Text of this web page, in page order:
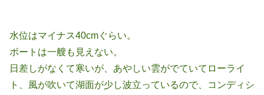
水位はマイナス40cmぐらい。
ボートは一艘も見えない。
日差しがなくて寒いが、あやしい雲がでていてローライ
ト、風が吹いて湖面が少し波立っているので、コンディシ